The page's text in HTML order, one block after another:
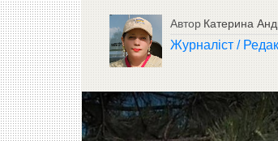
Автор Катерина
Журналіст /